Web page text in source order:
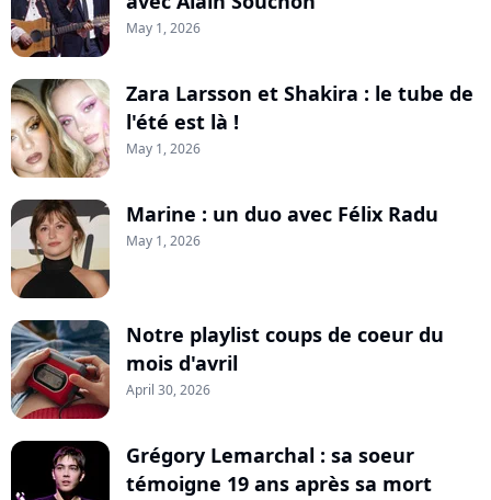
May 1, 2026
Zara Larsson et Shakira : le tube de
l'été est là !
May 1, 2026
Marine : un duo avec Félix Radu
May 1, 2026
Notre playlist coups de coeur du
mois d'avril
April 30, 2026
Grégory Lemarchal : sa soeur
témoigne 19 ans après sa mort